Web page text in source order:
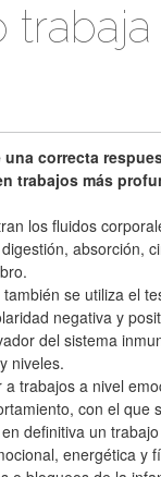
correcta
trabajos más
los fluidos
absorción,
se utiliza el
negativa y
del sistema
niveles.
trabajos a nivel
con el que
definitiva un
energética y